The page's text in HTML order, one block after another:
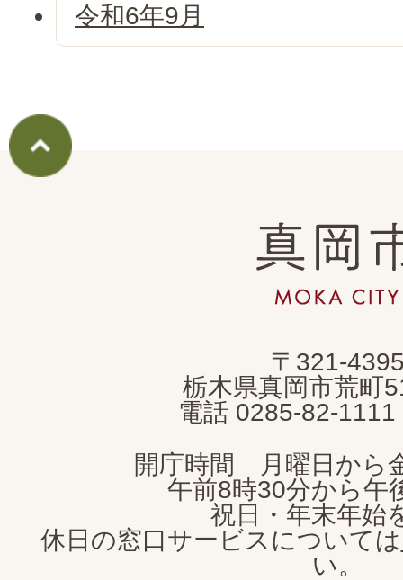
令和6年9月
真
岡
市
CITY
〒321-
栃木県真岡市荒町
電話 0285-82-1111
開庁時間 月曜日から
午前8時30分から午
祝日・年末年始
休日の窓口サービスについては
い。